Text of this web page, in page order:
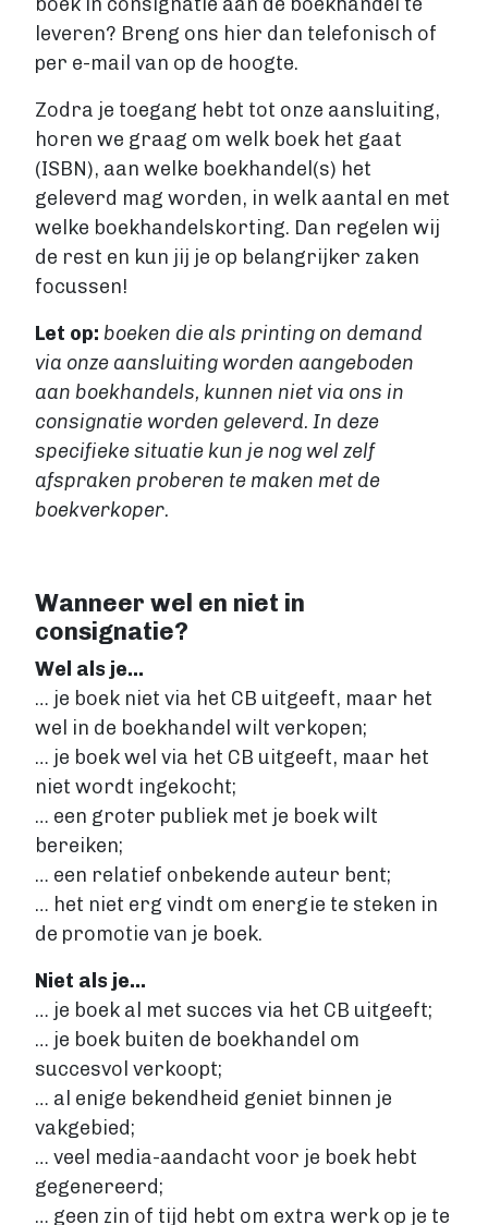
leveren? Breng ons hier dan telefonisch of
per e-mail van op de hoogte.
Zodra je toegang hebt tot onze aansluiting,
horen we graag om welk boek het gaat
(ISBN), aan welke boekhandel(s) het
geleverd mag worden, in welk aantal en met
welke boekhandelskorting. Dan regelen wij
de rest en kun jij je op belangrijker zaken
focussen!
Let op: boeken die als printing on demand
via onze aansluiting worden aangeboden
aan boekhandels, kunnen niet via ons in
consignatie worden geleverd. In deze
specifieke situatie kun je nog wel zelf
afspraken proberen te maken met de
boekverkoper.
Wanneer wel en niet in
consignatie?
Wel als je…
… je boek niet via het CB uitgeeft, maar het
wel in de boekhandel wilt verkopen;
… je boek wel via het CB uitgeeft, maar het
niet wordt ingekocht;
… een groter publiek met je boek wilt
bereiken;
… een relatief onbekende auteur bent;
… het niet erg vindt om energie te steken in
de promotie van je boek.
Niet als je…
… je boek al met succes via het CB uitgeeft;
… je boek buiten de boekhandel om
succesvol verkoopt;
… al enige bekendheid geniet binnen je
vakgebied;
… veel media-aandacht voor je boek hebt
gegenereerd;
… geen zin of tijd hebt om extra werk op je te